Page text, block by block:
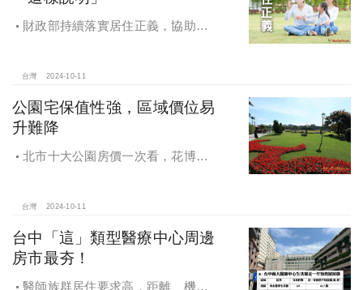
財政部持續落實居住正義，協助經
台灣 2024-10-11
公園宅保值性強，區域價位易
升難降
北市十大公園房價一次看，花博年
台灣 2024-10-11
台中「這」類型醫療中心周邊
房市最夯！
醫師族群居住要求高，距離、機能